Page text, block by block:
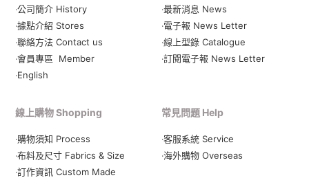
‧公司簡介 History
‧據點介紹 Stores
‧聯絡方法 Contact us
‧會員專區 Member
‧English
‧最新消息 News
‧電子報 News Letter
‧線上型錄 Catalogue
‧訂閱電子報 News Letter
線上購物 Shopping
‧購物須知 Process
‧布料及尺寸 Fabrics & Size
‧訂作資訊 Custom Made
常見問題 Help
‧客服系統 Service
‧海外購物 Overseas